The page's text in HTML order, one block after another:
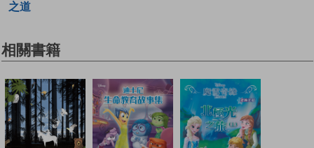
之道
相關書籍